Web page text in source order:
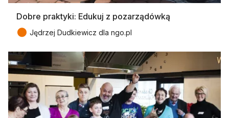
Dobre praktyki: Edukuj z pozarządówką
● Jędrzej Dudkiewicz dla ngo.pl